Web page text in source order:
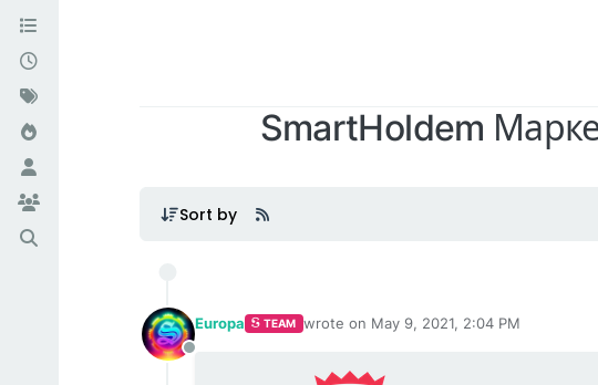
SmartHoldem
Sort by
Offline
Europa TEAM wrote on May 9, 2021, 2:04 PM
last edited by